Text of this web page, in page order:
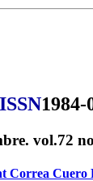
ISSN1984-
vol.72